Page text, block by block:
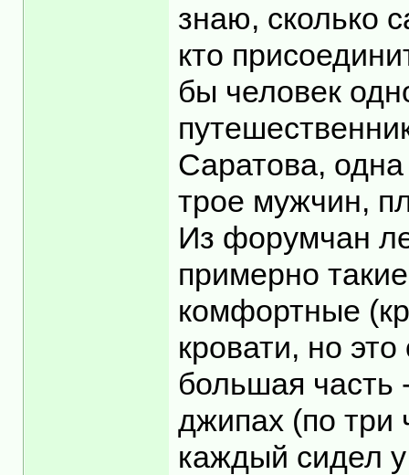
знаю, сколько
кто
бы человек
Саратова,
трое мужчин,
Из форумчан
примерно
комфортные
кровати, но
большая часть
джипах (по три
каждый сидел